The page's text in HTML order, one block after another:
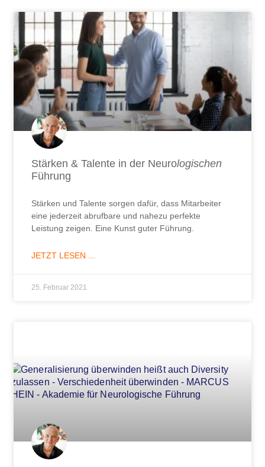
Stärken & Talente in der Neurologischen
Führung
Stärken und Talente sorgen dafür, dass Mitarbeiter
eine jederzeit abrufbare und nahezu perfekte
Leistung zeigen. Eine Kunst guter Führung.
JETZT LESEN ...
25. Februar 2021